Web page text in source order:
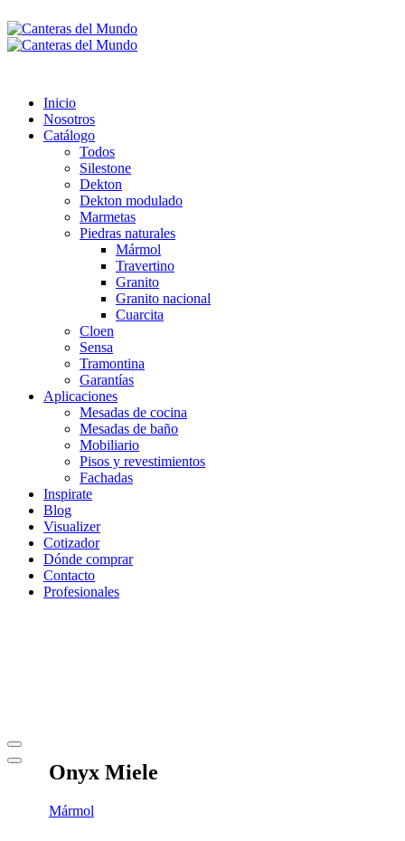
Inicio
Nosotros
Catálogo
Todos
Silestone
Dekton
Dekton modulado
Marmetas
Piedras naturales
Mármol
Travertino
Granito
Granito nacional
Cuarcita
Cloen
Sensa
Tramontina
Garantías
Aplicaciones
Mesadas de cocina
Mesadas de baño
Mobiliario
Pisos y revestimientos
Fachadas
Inspirate
Blog
Visualizer
Cotizador
Dónde comprar
Contacto
Profesionales
Onyx Miele
Mármol